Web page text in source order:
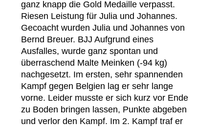
ganz knapp die Gold Medaille verpasst.
Riesen Leistung für Julia und Johannes.
Gecoacht wurden Julia und Johannes von
Bernd Breuer. BJJ Aufgrund eines
Ausfalles, wurde ganz spontan und
überraschend Malte Meinken (-94 kg)
nachgesetzt. Im ersten, sehr spannenden
Kampf gegen Belgien lag er sehr lange
vorne. Leider musste er sich kurz vor Ende
zu Boden bringen lassen, Punkte abgeben
und verlor den Kampf. Im 2. Kampf traf er